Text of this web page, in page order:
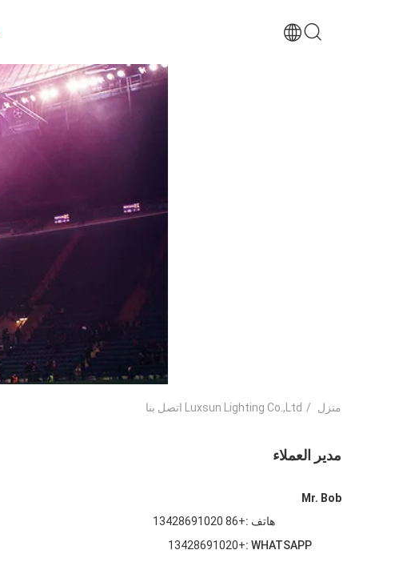
منزل / Luxsun Lighting Co.,Ltd اتصل بنا
مدير العملاء
Mr. Bob
هاتف :+86 13428691020
WHATSAPP :
+13428691020